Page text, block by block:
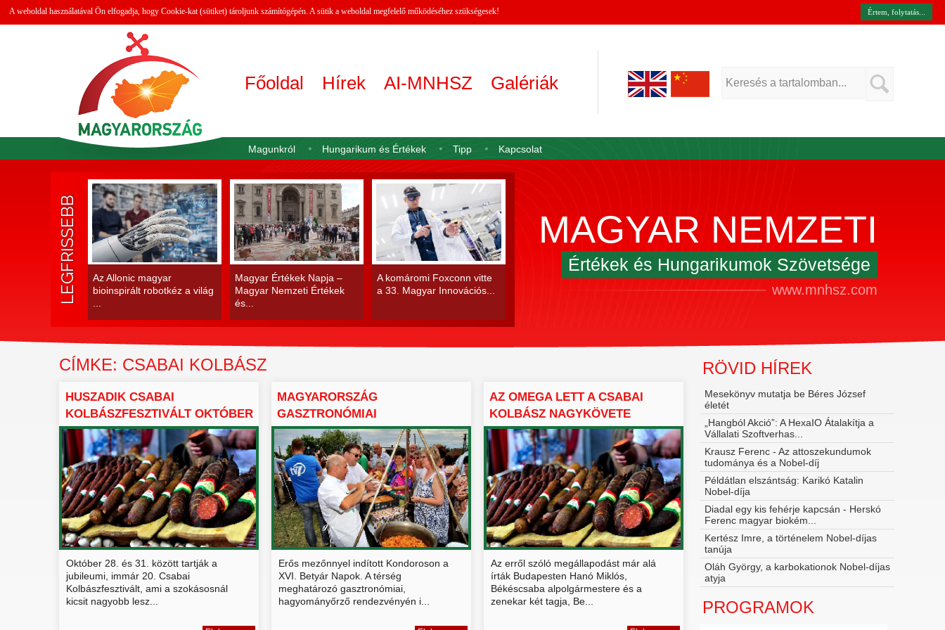
A weboldal használatával Ön elfogadja, hogy Cookie-kat (sütiket) tároljunk számítógépén. A sütik a weboldal megfelelő működéséhez szükségesek! Értem, folytatás...
Főoldal Hírek AI-MNHSZ Galériák
Magunkról Hungarikum és Értékek Tipp Kapcsolat
LEGFRISSEBB
Az Allonic magyar
bioinspirált robotkéz a világ
Magyar Értékek Napja –
Magyar Nemzeti Értékek
és...
A komáromi Foxconn vitte
a 33. Magyar Innovációs...
MAGYAR NEMZETI
Értékek és Hungarikumok Szövetsége
www.mnhsz.com
CÍMKE: CSABAI KOLBÁSZ
HUSZADIK CSABAI
KOLBÁSZFESZTIVÁLT OKTÓBER
VÉGÉN
Október 28. és 31. között tartják a
jubileumi, immár 20. Csabai
Kolbászfesztivált, ami a szokásosnál
kicsit nagyobb lesz...
MAGYARORSZÁG
GASZTRONÓMIAI
HUNGARIKUMAI FELSORAK...
Erős mezőnnyel indított Kondoroson a
XVI. Betyár Napok. A térség
meghatározó gasztronómiai,
hagyományőrző rendezvényén i...
AZ OMEGA LETT A CSABAI
KOLBÁSZ NAGYKÖVETE
Az erről szóló megállapodást már alá
írták Budapesten Hanó Miklós,
Békéscsaba alpolgármestere és a
zenekar két tagja, Be...
RÖVID HÍREK
Mesekönyv mutatja be Béres József
életét
„Hangból Akció”: A HexaIO Átalakítja a
Vállalati Szoftverhas...
Krausz Ferenc - Az attoszekundumok
tudománya és a Nobel‑díj
Példátlan elszántság: Karikó Katalin
Nobel-díja
Diadal egy kis fehérje kapcsán - Herskó
Ferenc magyar biokém...
Kertész Imre, a történelem Nobel-díjas
tanúja
Oláh György, a karbokationok Nobel-díjas
atyja
PROGRAMOK